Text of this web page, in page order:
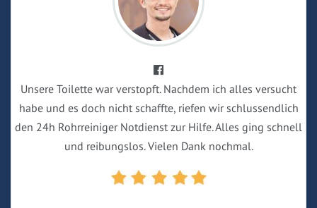
Unsere Toilette war verstopft. Nachdem ich alles versucht
habe und es doch nicht schaffte, riefen wir schlussendlich
den 24h Rohrreiniger Notdienst zur Hilfe. Alles ging schnell
und reibungslos. Vielen Dank nochmal.